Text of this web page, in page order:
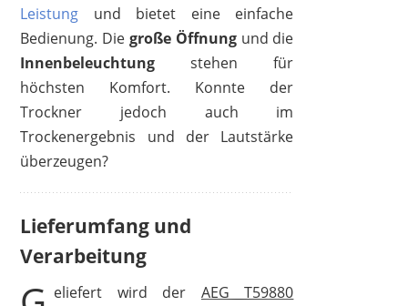
Leistung und bietet eine einfache
Bedienung. Diegroße Öffnungund die
Innenbeleuchtung stehen für
höchsten Komfort. Konnte der
Trockner jedoch auch im
Trockenergebnis und der Lautstärke
überzeugen?
Lieferumfang und
Verarbeitung
eliefert wird der AEG T59880